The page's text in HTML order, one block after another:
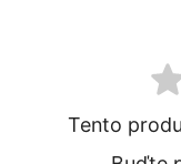
Tento